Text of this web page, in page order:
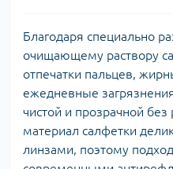
Благодаря специально
очищающему раствору
отпечатки пальцев,
ежедневные
чистой и прозрачной
материал салфетки
линзами, поэтому